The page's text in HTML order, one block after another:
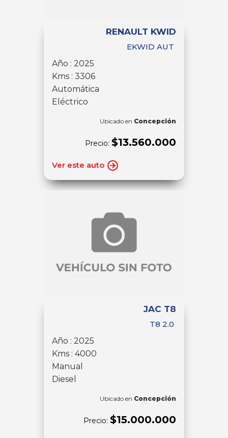
RENAULT KWID
EKWID AUT
Año : 2025
Kms : 3306
Automática
Eléctrico
Ubicado en Concepción
Precio: $13.560.000
Ver este auto
JAC T8
T8 2.0
Año : 2025
Kms : 4000
Manual
Diesel
Ubicado en Concepción
Precio: $15.000.000